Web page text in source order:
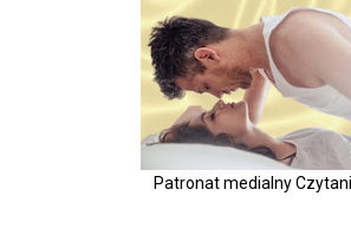
Patronat medialny